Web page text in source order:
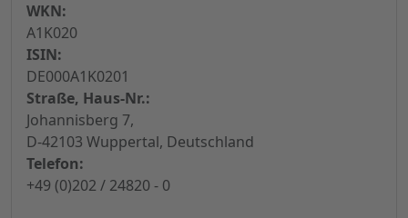
WKN:
A1K020
ISIN:
DE000A1K0201
Straße, Haus-Nr.:
Johannisberg 7,
D-42103 Wuppertal, Deutschland
Telefon:
+49 (0)202 / 24820 - 0